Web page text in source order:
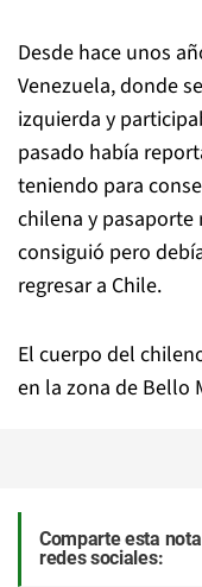
Desde hace unos
Venezuela, donde
izquierda y
pasado había
teniendo para
chilena y
consiguió pero
regresar a Chile.
El cuerpo del
en la zona de Bello
Comparte esta
redes sociales: